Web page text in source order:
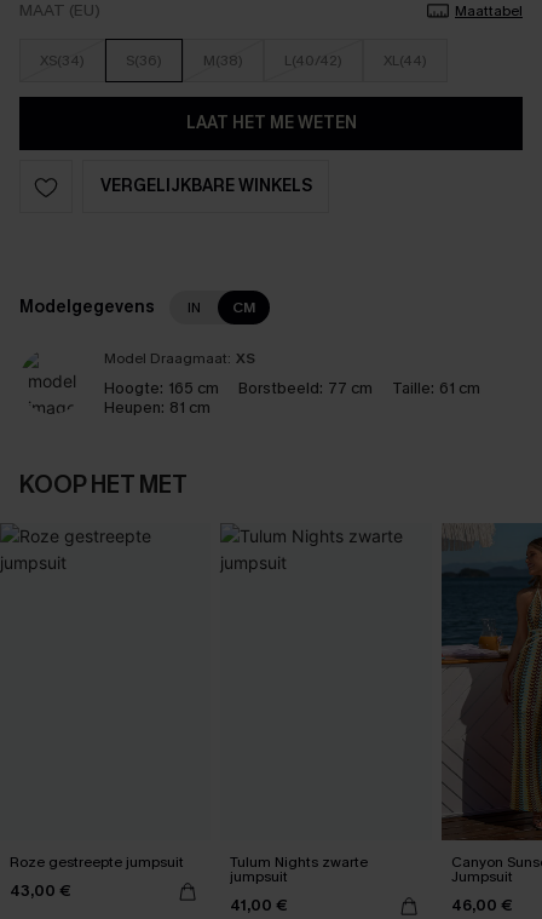
MAAT (EU) Maattabel
XS(34) S(36) M(38) L(40/42) XL(44)
LAAT HET ME WETEN
VERGELIJKBARE WINKELS
Modelgegevens IN CM
Model Draagmaat: XS
Hoogte: 165 cm Borstbeeld: 77 cm Taille: 61 cm
Heupen: 81 cm
KOOP HET MET
Roze gestreepte jumpsuit
43,00 €
Tulum Nights zwarte
jumpsuit
41,00 €
Canyon
Jumpsuit
46,00 €